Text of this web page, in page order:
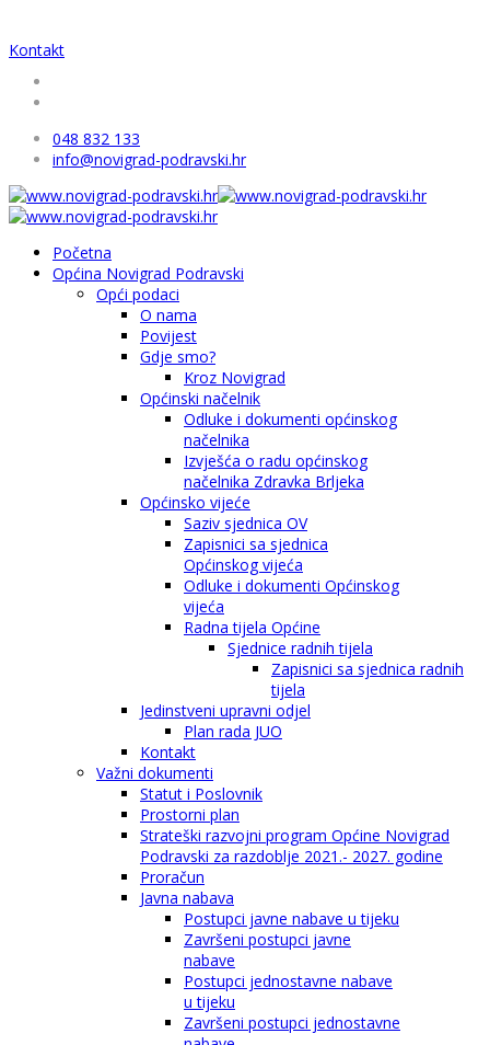
Kontakt
048 832 133
info@novigrad-podravski.hr
Početna
Općina Novigrad Podravski
Opći podaci
O nama
Povijest
Gdje smo?
Kroz Novigrad
Općinski načelnik
Odluke i dokumenti općinskog
načelnika
Izvješća o radu općinskog
načelnika Zdravka Brljeka
Općinsko vijeće
Saziv sjednica OV
Zapisnici sa sjednica
Općinskog vijeća
Odluke i dokumenti Općinskog
vijeća
Radna tijela Općine
Sjednice radnih tijela
Zapisnici sa sjednica radnih
tijela
Jedinstveni upravni odjel
Plan rada JUO
Kontakt
Važni dokumenti
Statut i Poslovnik
Prostorni plan
Strateški razvojni program Općine Novigrad
Podravski za razdoblje 2021.- 2027. godine
Proračun
Javna nabava
Postupci javne nabave u tijeku
Završeni postupci javne
nabave
Postupci jednostavne nabave
u tijeku
Završeni postupci jednostavne